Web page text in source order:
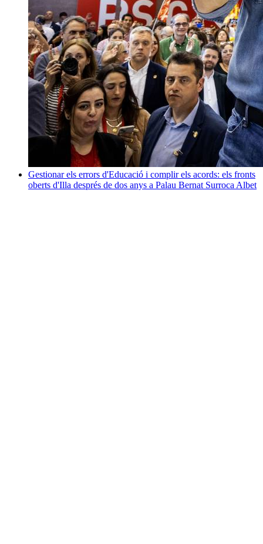
Gestionar els errors d'Educació i complir els acords: els fronts
oberts d'Illa després de dos anys a Palau Bernat Surroca Albet